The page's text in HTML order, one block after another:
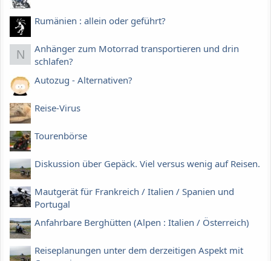
Rumänien : allein oder geführt?
N
Anhänger zum Motorrad transportieren und drin
schlafen?
Autozug - Alternativen?
Reise-Virus
Tourenbörse
Diskussion über Gepäck. Viel versus wenig auf Reisen.
Mautgerät für Frankreich / Italien / Spanien und
Portugal
Anfahrbare Berghütten (Alpen : Italien / Österreich)
Reiseplanungen unter dem derzeitigen Aspekt mit